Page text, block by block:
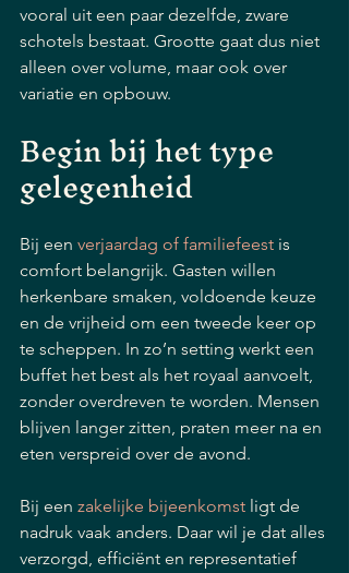
vooral uit een paar dezelfde, zware
schotels bestaat. Grootte gaat dus niet
alleen over volume, maar ook over
variatie en opbouw.
Begin bij het type
gelegenheid
Bij een verjaardag of familiefeest is
comfort belangrijk. Gasten willen
herkenbare smaken, voldoende keuze
en de vrijheid om een tweede keer op
te scheppen. In zo’n setting werkt een
buffet het best als het royaal aanvoelt,
zonder overdreven te worden. Mensen
blijven langer zitten, praten meer na en
eten verspreid over de avond.
Bij een zakelijke bijeenkomst ligt de
nadruk vaak anders. Daar wil je dat alles
verzorgd, efficiënt en representatief